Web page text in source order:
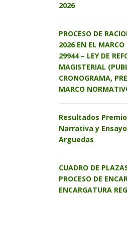
2026
PROCESO DE
2026 EN EL MARCO
29944 – LEY DE
MAGISTERIAL
CRONOGRAMA,
MARCO
Resultados
Narrativa y
Arguedas
CUADRO DE
PROCESO DE
ENCARGATURA